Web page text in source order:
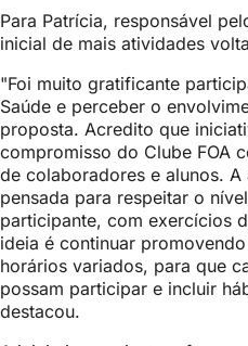
Para Patrícia, responsável
inicial de mais atividades
"Foi muito gratificante
Saúde e perceber o
proposta. Acredito que
compromisso do Clube FOA
de colaboradores e alunos.
pensada para respeitar o
participante, com exercícios
ideia é continuar
horários variados, para que
possam participar e incluir
destacou.